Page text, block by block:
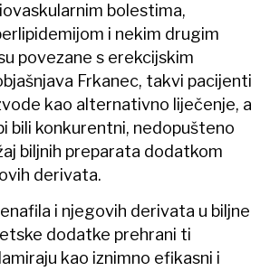
bolestima,
i nekim drugim
povezane s erekcijskim
Frkanec, takvi pacijenti
kao alternativno liječenje, a
bili konkurentni, nedopušteno
biljnih preparata dodatkom
derivata.
i njegovih derivata u biljne
dodatke prehrani ti
kao iznimno efikasni i